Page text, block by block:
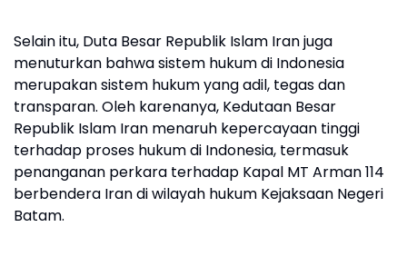
Selain itu, Duta Besar Republik Islam Iran juga
menuturkan bahwa sistem hukum di Indonesia
merupakan sistem hukum yang adil, tegas dan
transparan. Oleh karenanya, Kedutaan Besar
Republik Islam Iran menaruh kepercayaan tinggi
terhadap proses hukum di Indonesia, termasuk
penanganan perkara terhadap Kapal MT Arman 114
berbendera Iran di wilayah hukum Kejaksaan Negeri
Batam.